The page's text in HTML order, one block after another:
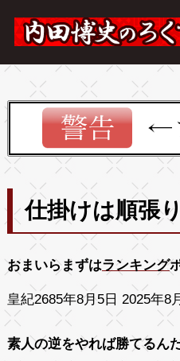
仕掛けは順張
おまいらまずはランキング
皇紀2685年8月5日 2025年8
素人の逆をやれば勝てるんだ